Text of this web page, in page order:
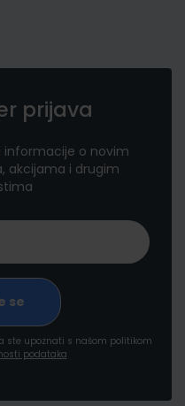
prijava
informacije o novim
akcijama i drugim
ste upoznati s našom politikom
podataka